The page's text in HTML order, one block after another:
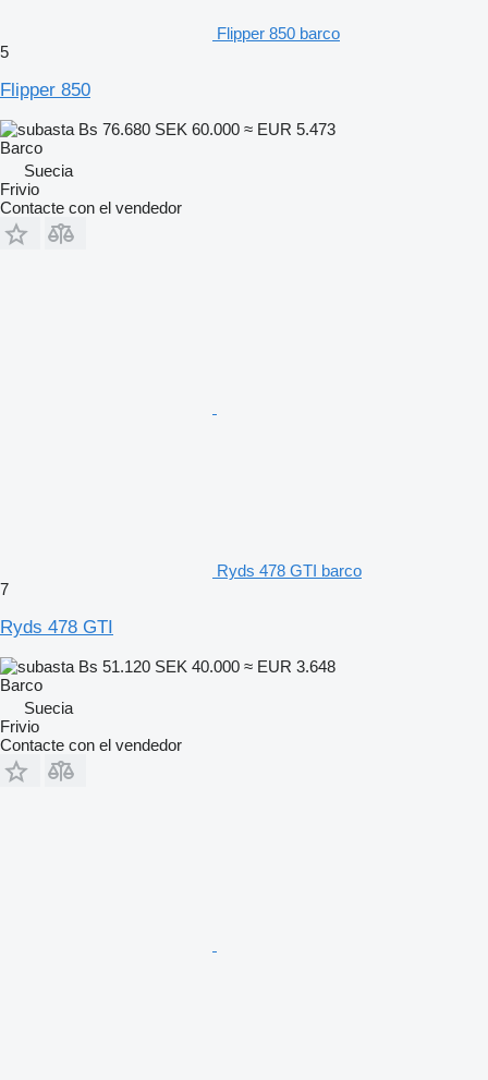
Flipper 850 barco
5
Flipper 850
Bs 76.680 SEK 60.000 ≈ EUR 5.473
Barco
Suecia
Frivio
Contacte con el vendedor
Ryds 478 GTI barco
7
Ryds 478 GTI
Bs 51.120 SEK 40.000 ≈ EUR 3.648
Barco
Suecia
Frivio
Contacte con el vendedor